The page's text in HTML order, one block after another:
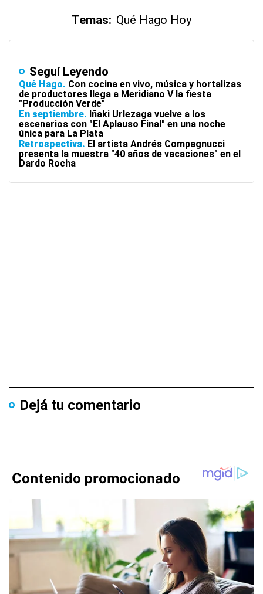
Temas: Qué Hago Hoy
Seguí Leyendo
Qué Hago Con cocina en vivo, música y hortalizas
de productores llega a Meridiano V la fiesta
"Producción Verde"
En septiembre Iñaki Urlezaga vuelve a los
escenarios con "El Aplauso Final" en una noche
única para La Plata
Retrospectiva El artista Andrés Compagnucci
presenta la muestra "40 años de vacaciones" en el
Dardo Rocha
Dejá tu comentario